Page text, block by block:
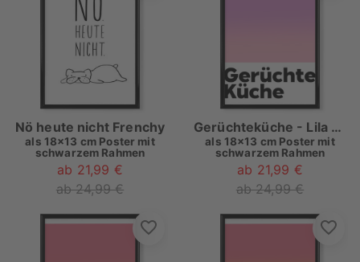
Nö heute nicht Frenchy
als 18x13 cm Poster mit
schwarzem Rahmen
ab 21,99 €
ab 24,99 €
Gerüchteküche - Lila Rosa
als 18x13 cm Poster mit
schwarzem Rahmen
ab 21,99 €
ab 24,99 €